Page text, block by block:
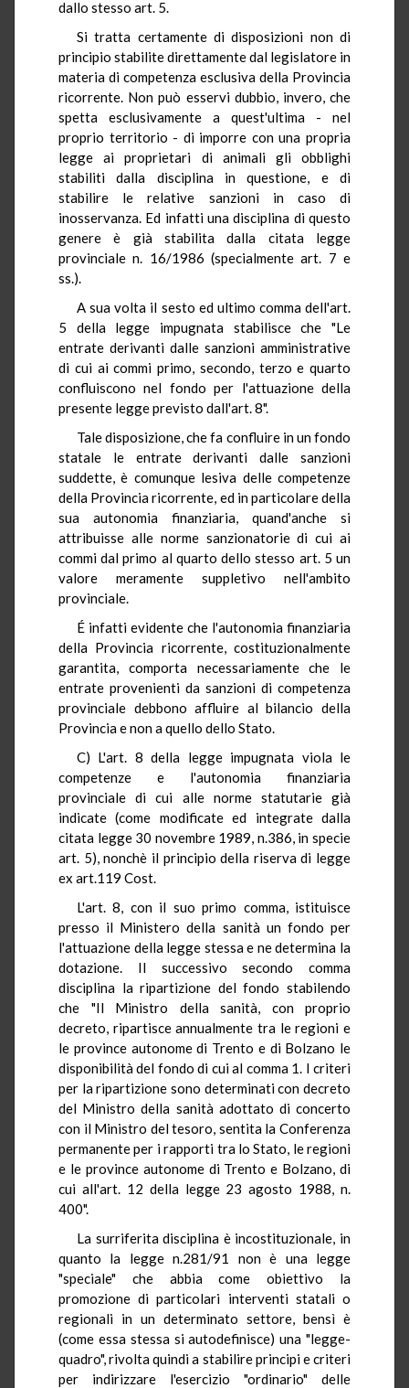
dallo stesso art. 5.
Si tratta certamente di disposizioni non di
principio stabilite direttamente dal legislatore in
materia di competenza esclusiva della Provincia
ricorrente. Non può esservi dubbio, invero, che
spetta esclusivamente a quest'ultima - nel
proprio territorio - di imporre con una propria
legge ai proprietari di animali gli obblighi
stabiliti dalla disciplina in questione, e di
stabilire le relative sanzioni in caso di
inosservanza. Ed infatti una disciplina di questo
genere è già stabilita dalla citata legge
provinciale n. 16/1986 (specialmente art. 7 e
ss.).
A sua volta il sesto ed ultimo comma dell'art.
5 della legge impugnata stabilisce che "Le
entrate derivanti dalle sanzioni amministrative
di cui ai commi primo, secondo, terzo e quarto
confluiscono nel fondo per l'attuazione della
presente legge previsto dall'art. 8".
Tale disposizione, che fa confluire in un fondo
statale le entrate derivanti dalle sanzioni
suddette, è comunque lesiva delle competenze
della Provincia ricorrente, ed in particolare della
sua autonomia finanziaria, quand'anche si
attribuisse alle norme sanzionatorie di cui ai
commi dal primo al quarto dello stesso art. 5 un
valore meramente suppletivo nell'ambito
provinciale.
É infatti evidente che l'autonomia finanziaria
della Provincia ricorrente, costituzionalmente
garantita, comporta necessariamente che le
entrate provenienti da sanzioni di competenza
provinciale debbono affluire al bilancio della
Provincia e non a quello dello Stato.
C) L'art. 8 della legge impugnata viola le
competenze e l'autonomia finanziaria
provinciale di cui alle norme statutarie già
indicate (come modificate ed integrate dalla
citata legge 30 novembre 1989, n.386, in specie
art. 5), nonchè il principio della riserva di legge
ex art.119 Cost.
L'art. 8, con il suo primo comma, istituisce
presso il Ministero della sanità un fondo per
l'attuazione della legge stessa e ne determina la
dotazione. Il successivo secondo comma
disciplina la ripartizione del fondo stabilendo
che "Il Ministro della sanità, con proprio
decreto, ripartisce annualmente tra le regioni e
le province autonome di Trento e di Bolzano le
disponibilità del fondo di cui al comma 1. I criteri
per la ripartizione sono determinati con decreto
del Ministro della sanità adottato di concerto
con il Ministro del tesoro, sentita la Conferenza
permanente per i rapporti tra lo Stato, le regioni
e le province autonome di Trento e Bolzano, di
cui all'art. 12 della legge 23 agosto 1988, n.
400".
La surriferita disciplina è incostituzionale, in
quanto la legge n.281/91 non è una legge
"speciale" che abbia come obiettivo la
promozione di particolari interventi statali o
regionali in un determinato settore, bensì è
(come essa stessa si autodefinisce) una "legge-
quadro", rivolta quindi a stabilire principi e criteri
per indirizzare l'esercizio "ordinario" delle